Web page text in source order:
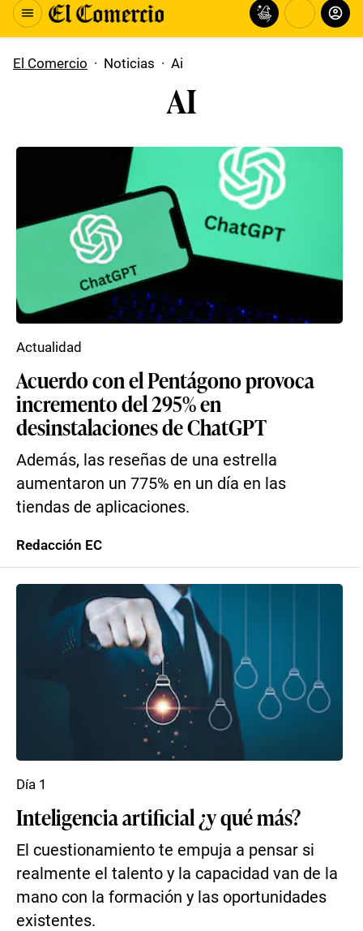
El Comercio · Noticias · Ai
AI
Acuerdo con el Pentágono provoca
incremento del 295% en
desinstalaciones de ChatGPT
Además, las reseñas de una estrella
aumentaron un 775% en un día en las
tiendas de aplicaciones.
Actualidad
Redacción EC
Inteligencia artificial ¿y qué más?
El cuestionamiento te empuja a pensar si
realmente el talento y la capacidad van de la
mano con la formación y las oportunidades
existentes.
Día 1